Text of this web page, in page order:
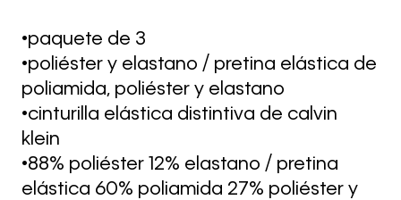
•paquete de 3
•poliéster y elastano / pretina elástica de
poliamida, poliéster y elastano
•cinturilla elástica distintiva de calvin
klein
•88% poliéster 12% elastano / pretina
elástica 60% poliamida 27% poliéster y